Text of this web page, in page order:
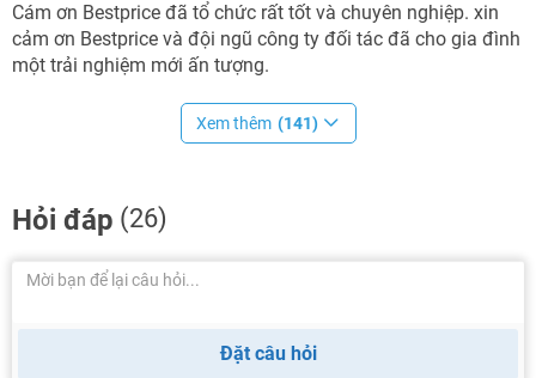
Cám ơn Bestprice đã tổ chức rất tốt và chuyên nghiệp. xin
cảm ơn Bestprice và đội ngũ công ty đối tác đã cho gia đình
một trải nghiệm mới ấn tượng.
Xem thêm (141)
Hỏi đáp (26)
Đặt câu hỏi